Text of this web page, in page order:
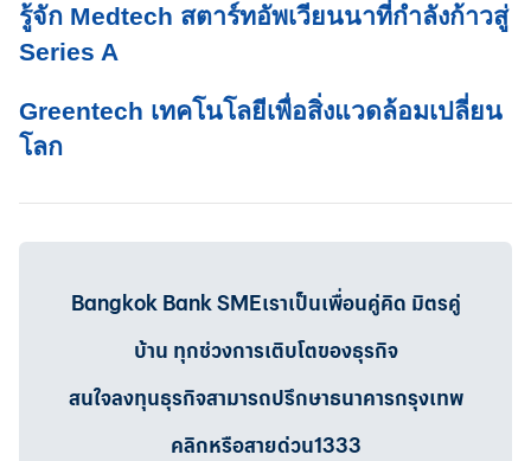
รู้จัก Medtech สตาร์ทอัพเวียนนาที่กำลังก้าวสู่
Series A
Greentech เทคโนโลยีเพื่อสิ่งแวดล้อมเปลี่ยน
โลก
Bangkok Bank SMEเราเป็นเพื่อนคู่คิด มิตรคู่
บ้าน ทุกช่วงการเติบโตของธุรกิจ
สนใจลงทุนธุรกิจสามารถปรึกษาธนาคารกรุงเทพ
คลิกหรือสายด่วน1333